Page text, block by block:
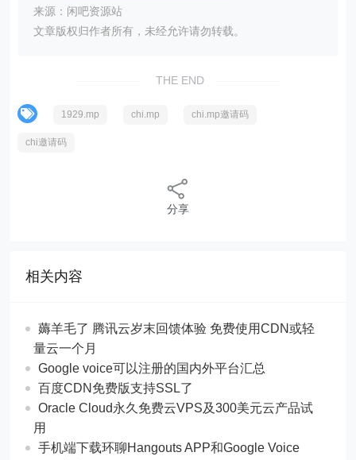
来源：闲吧资源站
文章版权归作者所有，未经允许请勿转载。
THE END
1929.mp chi.mp chi.mp邀请码
chi邀请码
分享
相关内容
薅羊毛了 腾讯云岁末回馈体验 免费使用CDN或轻
量云一个月
Google voice可以注册的国内外平台汇总
百度CDN免费版支持SSL了
Oracle Cloud永久免费云VPS及300美元云产品试
用
手机端下载环聊Hangouts APP和Google Voice